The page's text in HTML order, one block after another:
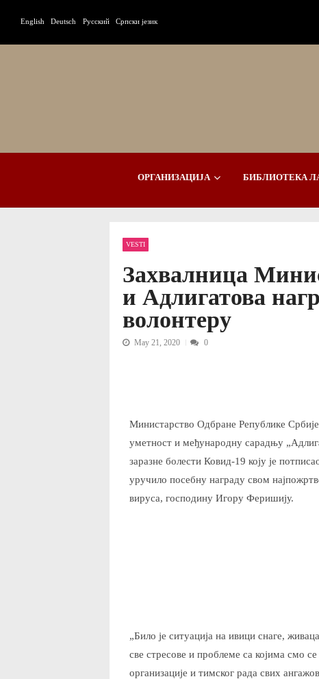
English Deutsch Русский Српски језик
ОРГАНИЗАЦИЈА БИБЛИОТЕКА
VESTI
Захвалница
и Адлигатова
волонтеру
May 21, 2020 0
Министарство Одбране Републике
уметност и међународну сарадњу
заразне болести Ковид-19 коју је
уручило посебну награду свом
вируса, господину Игору Феришију.
„Било је ситуација на ивици снаге,
све стресове и проблеме са којима смо
организације и тимског рада свих